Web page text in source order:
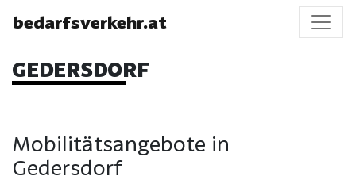
bedarfsverkehr.at
GEDERSDORF
Mobilitätsangebote in
Gedersdorf